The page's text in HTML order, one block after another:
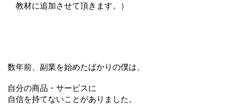
教材に追加させて頂きます。）
数年前、副業を始めたばかりの僕は、
自分の商品・サービスに
自信を持てないことがありました。